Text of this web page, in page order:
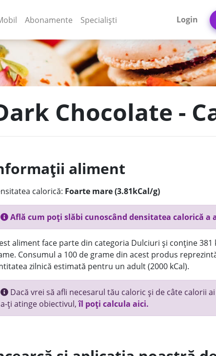
(current)
Abonamente Specialiști Login
Chocolate -
aliment
calorică: Foarte mare (3.81kCal/g)
Află cum poți slăbi cunoscând densitatea calorică a
aliment face parte din categoria Dulciuri și conține 381
Consumul a 100 de grame din acest produs
zilnică estimată pentru un adult (2000 kCal).
Dacă vrei să afli necesarul tău caloric și de câte calorii
a-ți atinge obiectivul,îl poți calcula aici.